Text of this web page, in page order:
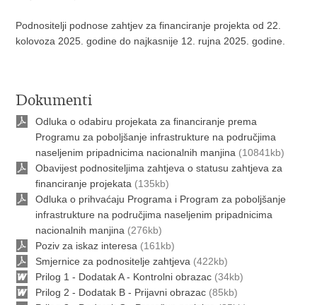
Podnositelji podnose zahtjev za financiranje projekta od 22.
kolovoza 2025. godine do najkasnije 12. rujna 2025. godine.
Dokumenti
Odluka o odabiru projekata za financiranje prema
Programu za poboljšanje infrastrukture na područjima
naseljenim pripadnicima nacionalnih manjina (10841kb)
Obavijest podnositeljima zahtjeva o statusu zahtjeva za
financiranje projekata (135kb)
Odluka o prihvaćaju Programa i Program za poboljšanje
infrastrukture na područjima naseljenim pripadnicima
nacionalnih manjina (276kb)
Poziv za iskaz interesa (161kb)
Smjernice za podnositelje zahtjeva (422kb)
Prilog 1 - Dodatak A - Kontrolni obrazac (34kb)
Prilog 2 - Dodatak B - Prijavni obrazac (85kb)